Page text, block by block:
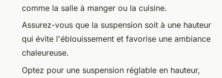
comme la salle à manger ou la cuisine.
Assurez-vous que la suspension soit à une hauteur
qui évite l'éblouissement et favorise une ambiance
chaleureuse.
Optez pour une suspension réglable en hauteur,